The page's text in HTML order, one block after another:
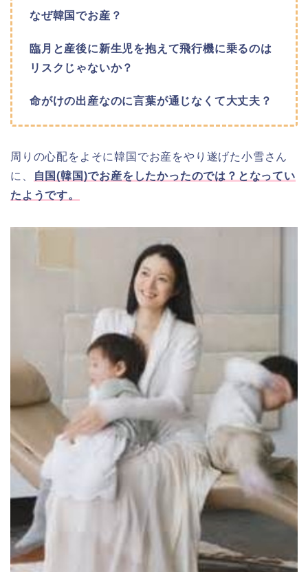
なぜ韓国でお産？
臨月と産後に新生児を抱えて飛行機に乗るのは
リスクじゃないか？
命がけの出産なのに言葉が通じなくて大丈夫？
周りの心配をよそに韓国でお産をやり遂げた小雪さん
に、
自国(韓国)でお産をしたかったのでは？となってい
たようです。